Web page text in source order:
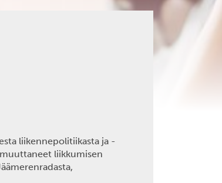
liikennepolitiikasta ja -
liikkumisen